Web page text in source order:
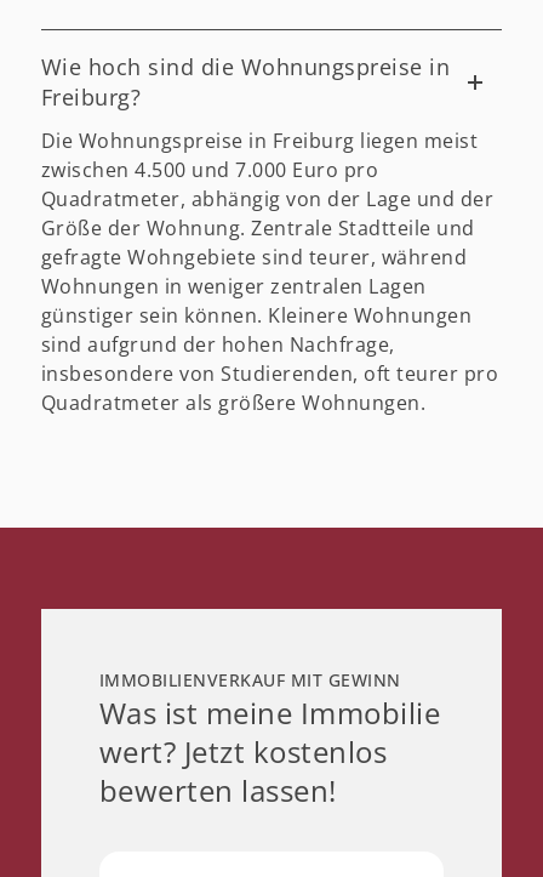
Wie hoch sind die Wohnungspreise in
Freiburg?
Die Wohnungspreise in Freiburg liegen meist
zwischen 4.500 und 7.000 Euro pro
Quadratmeter, abhängig von der Lage und der
Größe der Wohnung. Zentrale Stadtteile und
gefragte Wohngebiete sind teurer, während
Wohnungen in weniger zentralen Lagen
günstiger sein können. Kleinere Wohnungen
sind aufgrund der hohen Nachfrage,
insbesondere von Studierenden, oft teurer pro
Quadratmeter als größere Wohnungen.
IMMOBILIENVERKAUF MIT GEWINN
Was ist meine Immobilie
wert? Jetzt kostenlos
bewerten lassen!